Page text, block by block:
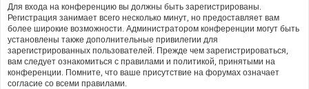
Для входа на конференцию вы должны быть зарегистрированы.
Регистрация занимает всего несколько минут, но предоставляет вам
более широкие возможности. Администратором конференции могут быть
установлены также дополнительные привилегии для
зарегистрированных пользователей. Прежде чем зарегистрироваться,
вам следует ознакомиться с правилами и политикой, принятыми на
конференции. Помните, что ваше присутствие на форумах означает
согласие со всеми правилами.